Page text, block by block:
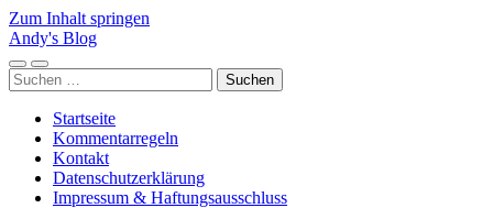
Zum Inhalt springen
Andy's Blog
Mobile-
Menü
Suchfeld
ein-/ausblenden
Suchen
nach:
Startseite
Kommentarregeln
Kontakt
Datenschutzerklärung
Impressum & Haftungsausschluss